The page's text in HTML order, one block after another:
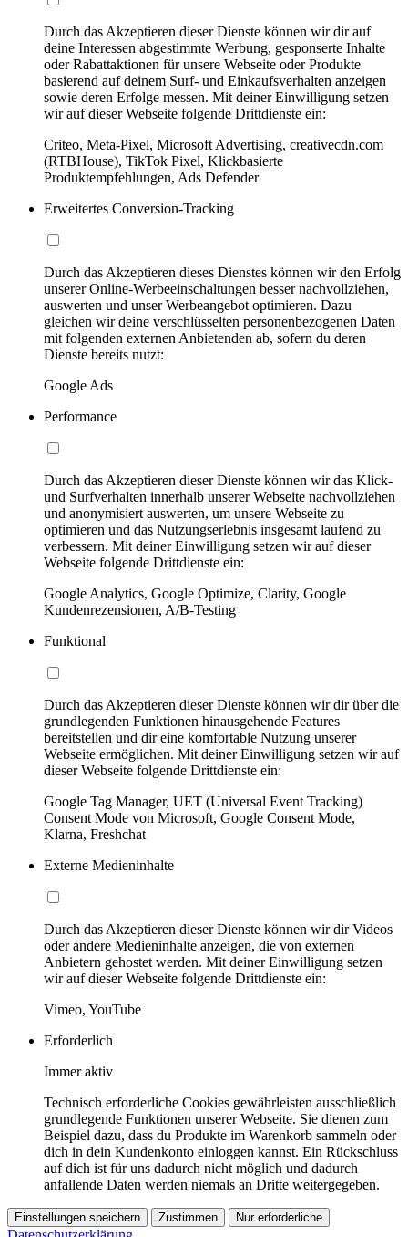
Durch das Akzeptieren dieser Dienste können wir dir auf
deine Interessen abgestimmte Werbung, gesponserte Inhalte
oder Rabattaktionen für unsere Webseite oder Produkte
basierend auf deinem Surf- und Einkaufsverhalten anzeigen
sowie deren Erfolge messen. Mit deiner Einwilligung setzen
wir auf dieser Webseite folgende Drittdienste ein:
Criteo, Meta-Pixel, Microsoft Advertising, creativecdn.com
(RTBHouse), TikTok Pixel, Klickbasierte
Produktempfehlungen, Ads Defender
Erweitertes Conversion-Tracking
Durch das Akzeptieren dieses Dienstes können wir den Erfolg
unserer Online-Werbeeinschaltungen besser nachvollziehen,
auswerten und unser Werbeangebot optimieren. Dazu
gleichen wir deine verschlüsselten personenbezogenen Daten
mit folgenden externen Anbietenden ab, sofern du deren
Dienste bereits nutzt:
Google Ads
Performance
Durch das Akzeptieren dieser Dienste können wir das Klick-
und Surfverhalten innerhalb unserer Webseite nachvollziehen
und anonymisiert auswerten, um unsere Webseite zu
optimieren und das Nutzungserlebnis insgesamt laufend zu
verbessern. Mit deiner Einwilligung setzen wir auf dieser
Webseite folgende Drittdienste ein:
Google Analytics, Google Optimize, Clarity, Google
Kundenrezensionen, A/B-Testing
Funktional
Durch das Akzeptieren dieser Dienste können wir dir über die
grundlegenden Funktionen hinausgehende Features
bereitstellen und dir eine komfortable Nutzung unserer
Webseite ermöglichen. Mit deiner Einwilligung setzen wir auf
dieser Webseite folgende Drittdienste ein:
Google Tag Manager, UET (Universal Event Tracking)
Consent Mode von Microsoft, Google Consent Mode,
Klarna, Freshchat
Externe Medieninhalte
Durch das Akzeptieren dieser Dienste können wir dir Videos
oder andere Medieninhalte anzeigen, die von externen
Anbietern gehostet werden. Mit deiner Einwilligung setzen
wir auf dieser Webseite folgende Drittdienste ein:
Vimeo, YouTube
Erforderlich
Immer aktiv
Technisch erforderliche Cookies gewährleisten ausschließlich
grundlegende Funktionen unserer Webseite. Sie dienen zum
Beispiel dazu, dass du Produkte im Warenkorb sammeln oder
dich in dein Kundenkonto einloggen kannst. Ein Rückschluss
auf dich ist für uns dadurch nicht möglich und dadurch
anfallende Daten werden niemals an Dritte weitergegeben.
Einstellungen speichern Zustimmen Nur erforderliche